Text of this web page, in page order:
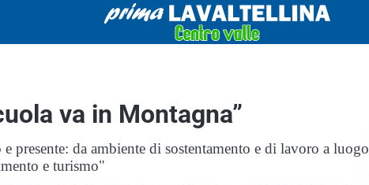
va in Montagna”
presente: da ambiente di sostentamento e di lavoro a luogo
e turismo"